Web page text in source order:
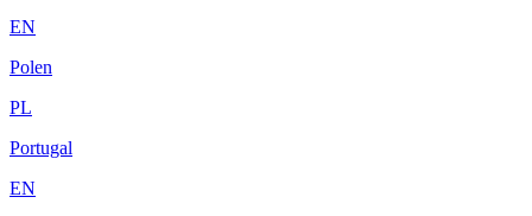
EN
Polen
PL
Portugal
EN